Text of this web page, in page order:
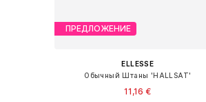
ПРЕДЛОЖЕНИЕ
ELLESSE
Обычный Штаны 'HALLSAT'
11,16 €